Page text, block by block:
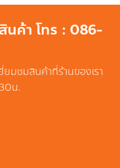
นค้า โทร : 086-
ยมชมสินค้าที่ร้านของเรา
น.